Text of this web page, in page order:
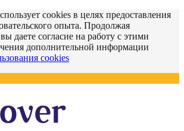
cookies в целях предоставления
опыта. Продолжая
даете согласие на работу с этими
дополнительной информации
cookies